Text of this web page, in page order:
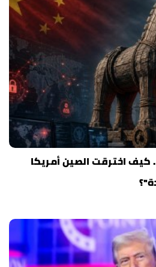
كيف اخترقت الصين أمريكا